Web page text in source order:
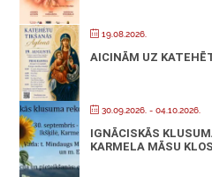
19.08.2026.
AICINĀM UZ
30.09.2026. - 04.10.2026.
IGNĀCISKĀS
KARMELA MĀSU